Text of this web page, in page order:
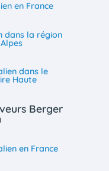
en France
dans la région
dans le
Haute
Berger
en France